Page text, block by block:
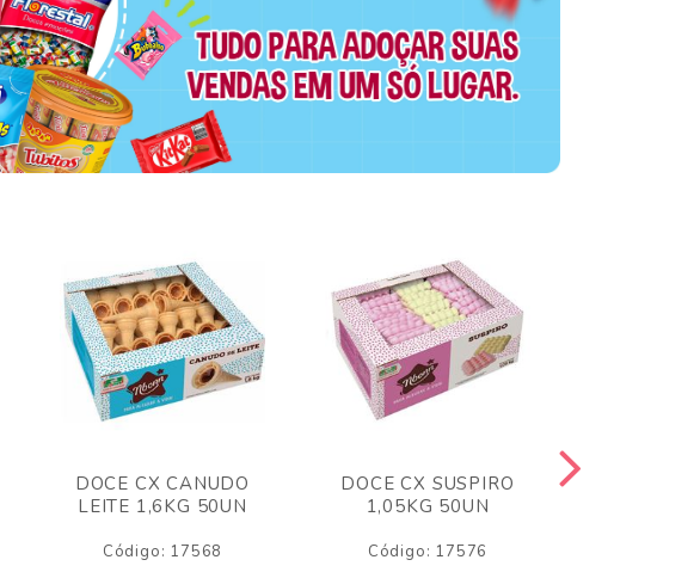
DOCE CX CANUDO
LEITE 1,6KG 50UN
Código: 17568
DOCE CX SUSPIRO
1,05KG 50UN
Código: 17576